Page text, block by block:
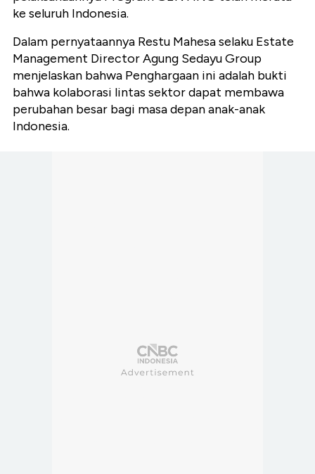
ke seluruh Indonesia.
Dalam pernyataannya Restu Mahesa selaku Estate
Management Director Agung Sedayu Group
menjelaskan bahwa Penghargaan ini adalah bukti
bahwa kolaborasi lintas sektor dapat membawa
perubahan besar bagi masa depan anak-anak
Indonesia.